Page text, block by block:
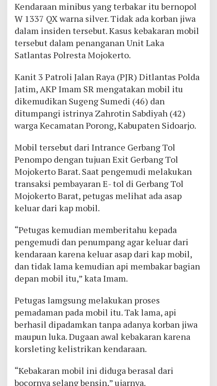
Kendaraan minibus yang terbakar itu bernopol
W 1337 QX warna silver. Tidak ada korban jiwa
dalam insiden tersebut. Kasus kebakaran mobil
tersebut dalam penanganan Unit Laka
Satlantas Polresta Mojokerto.
Kanit 3 Patroli Jalan Raya (PJR) Ditlantas Polda
Jatim, AKP Imam SR mengatakan mobil itu
dikemudikan Sugeng Sumedi (46) dan
ditumpangi istrinya Zahrotin Sabdiyah (42)
warga Kecamatan Porong, Kabupaten Sidoarjo.
Mobil tersebut dari Intrance Gerbang Tol
Penompo dengan tujuan Exit Gerbang Tol
Mojokerto Barat. Saat pengemudi melakukan
transaksi pembayaran E- tol di Gerbang Tol
Mojokerto Barat, petugas melihat ada asap
keluar dari kap mobil.
“Petugas kemudian memberitahu kepada
pengemudi dan penumpang agar keluar dari
kendaraan karena keluar asap dari kap mobil,
dan tidak lama kemudian api membakar bagian
depan mobil itu,” kata Imam.
Petugas lamgsung melakukan proses
pemadaman pada mobil itu. Tak lama, api
berhasil dipadamkan tanpa adanya korban jiwa
maupun luka. Dugaan awal kebakaran karena
korsleting kelistrikan kendaraan.
“Kebakaran mobil ini diduga berasal dari
bocornya selang bensin,” ujarnya.